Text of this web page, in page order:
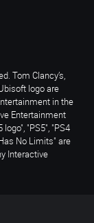
Tom Clancy’s,
logo are
in the
Entertainment
"PS5", "PS4
No Limits" are
Interactive